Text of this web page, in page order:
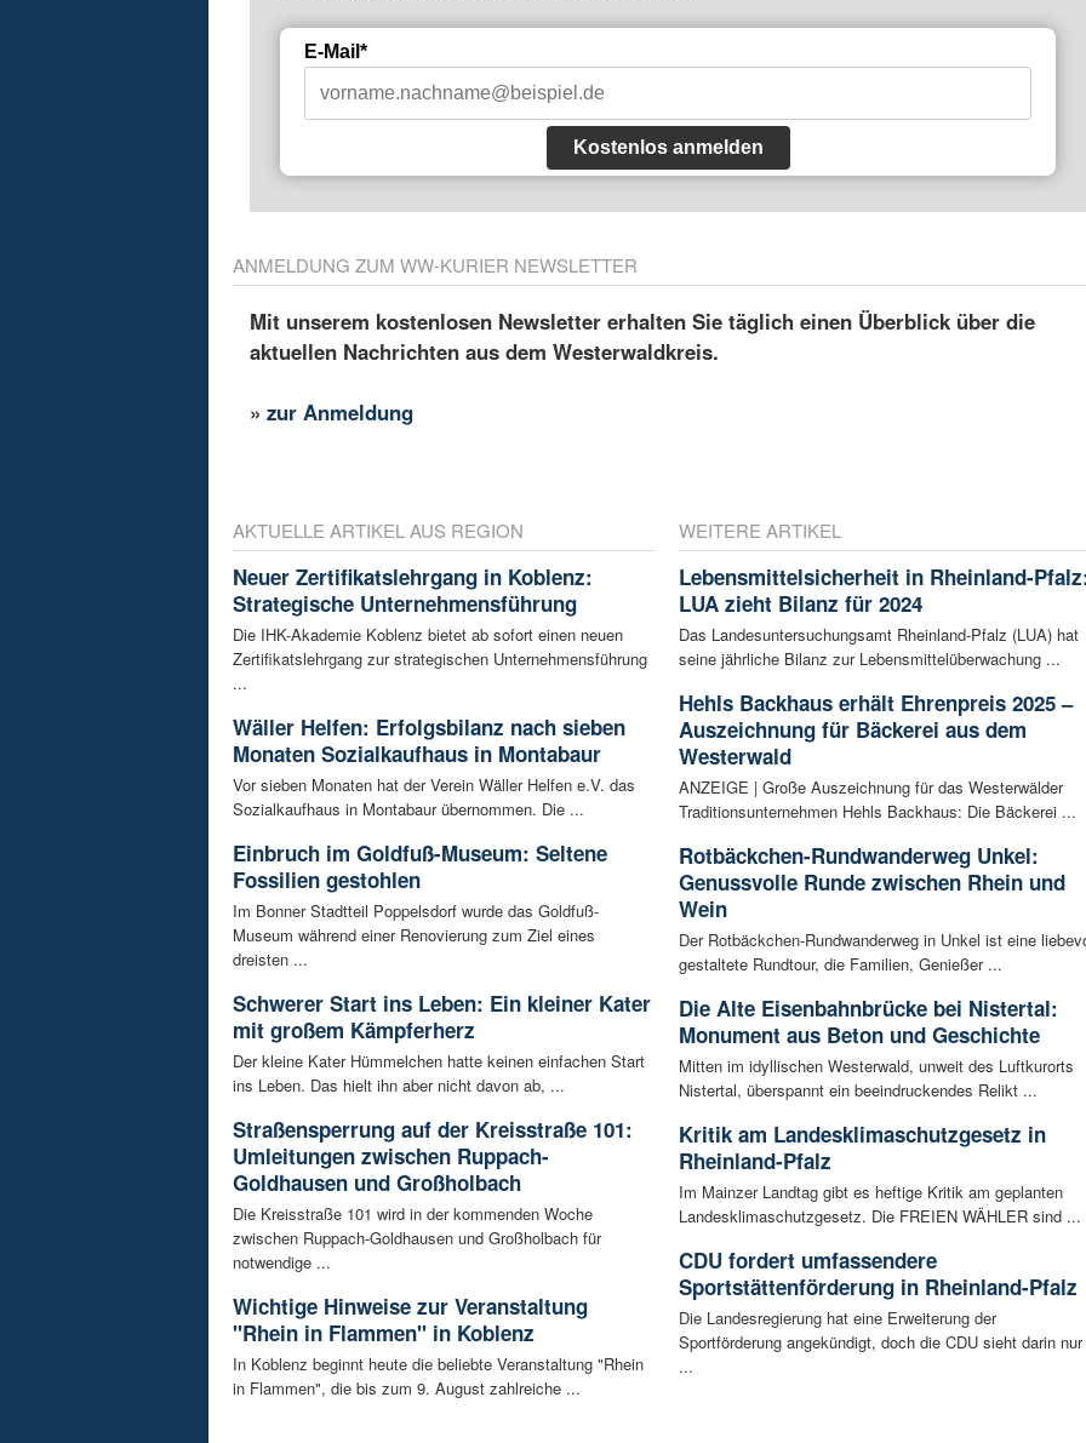
E-Mail*
Kostenlos anmelden
ANMELDUNG ZUM WW-KURIER NEWSLETTER
Mit unserem kostenlosen Newsletter erhalten Sie täglich einen Überblick über die
aktuellen Nachrichten aus dem Westerwaldkreis.
»zur Anmeldung
AKTUELLE ARTIKEL AUS REGION
Neuer Zertifikatslehrgang in Koblenz:
Strategische Unternehmensführung
Die IHK-Akademie Koblenz bietet ab sofort einen neuen
Zertifikatslehrgang zur strategischen Unternehmensführung
...
Wäller Helfen: Erfolgsbilanz nach sieben
Monaten Sozialkaufhaus in Montabaur
Vor sieben Monaten hat der Verein Wäller Helfen e.V. das
Sozialkaufhaus in Montabaur übernommen. Die ...
Einbruch im Goldfuß-Museum: Seltene
Fossilien gestohlen
Im Bonner Stadtteil Poppelsdorf wurde das Goldfuß-
Museum während einer Renovierung zum Ziel eines
dreisten ...
Schwerer Start ins Leben: Ein kleiner Kater
mit großem Kämpferherz
Der kleine Kater Hümmelchen hatte keinen einfachen Start
ins Leben. Das hielt ihn aber nicht davon ab, ...
Straßensperrung auf der Kreisstraße 101:
Umleitungen zwischen Ruppach-
Goldhausen und Großholbach
Die Kreisstraße 101 wird in der kommenden Woche
zwischen Ruppach-Goldhausen und Großholbach für
notwendige ...
Wichtige Hinweise zur Veranstaltung
"Rhein in Flammen" in Koblenz
In Koblenz beginnt heute die beliebte Veranstaltung "Rhein
in Flammen", die bis zum 9. August zahlreiche ...
WEITERE ARTIKEL
Lebensmittelsicherheit in Rheinland-
LUA zieht Bilanz für 2024
Das Landesuntersuchungsamt Rheinland-Pfalz (LUA) hat
seine jährliche Bilanz zur Lebensmittelüberwachung ...
Hehls Backhaus erhält Ehrenpreis 2025 –
Auszeichnung für Bäckerei aus dem
Westerwald
ANZEIGE | Große Auszeichnung für das Westerwälder
Traditionsunternehmen Hehls Backhaus: Die Bäckerei ...
Rotbäckchen-Rundwanderweg Unkel:
Genussvolle Runde zwischen Rhein und
Wein
Der Rotbäckchen-Rundwanderweg in Unkel ist eine
gestaltete Rundtour, die Familien, Genießer ...
Die Alte Eisenbahnbrücke bei Nistertal:
Monument aus Beton und Geschichte
Mitten im idyllischen Westerwald, unweit des Luftkurorts
Nistertal, überspannt ein beeindruckendes Relikt ...
Kritik am Landesklimaschutzgesetz in
Rheinland-Pfalz
Im Mainzer Landtag gibt es heftige Kritik am geplanten
Landesklimaschutzgesetz. Die FREIEN WÄHLER sind ...
CDU fordert umfassendere
Sportstättenförderung in Rheinland-Pfalz
Die Landesregierung hat eine Erweiterung der
Sportförderung angekündigt, doch die CDU sieht darin nur
...